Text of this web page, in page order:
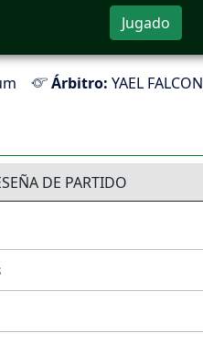
Jugado
Árbitro: YAEL FALCON
DE PARTIDO